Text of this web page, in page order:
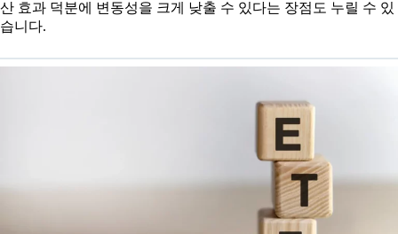
산 효과 덕분에 변동성을 크게 낮출 수 있다는 장점도 누릴 수 있
습니다.